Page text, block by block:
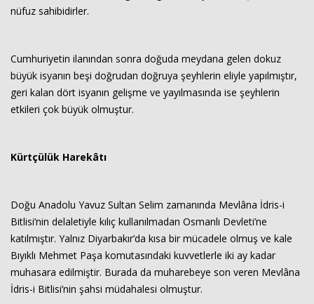
nüfuz sahibidirler.
Cumhuriyetin ilanından sonra doğuda meydana gelen dokuz
büyük isyanın beşi doğrudan doğruya şeyhlerin eliyle yapılmıştır,
geri kalan dört isyanın gelişme ve yayılmasında ise şeyhlerin
etkileri çok büyük olmuştur.
Kürtçülük Harekâtı
Doğu Anadolu Yavuz Sultan Selim zamanında Mevlâna İdris-i
Bitlisi’nin delaletiyle kılıç kullanılmadan Osmanlı Devleti’ne
katılmıştır. Yalnız Diyarbakır’da kısa bir mücadele olmuş ve kale
Bıyıklı Mehmet Paşa komutasındaki kuvvetlerle iki ay kadar
muhasara edilmiştir. Burada da muharebeye son veren Mevlâna
İdris-i Bitlisi’nin şahsi müdahalesi olmuştur.